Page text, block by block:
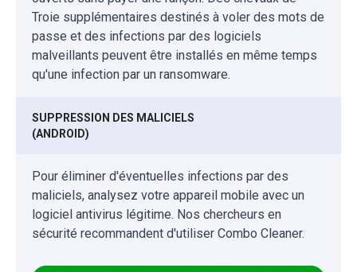
Troie supplémentaires destinés à voler des mots de
passe et des infections par des logiciels
malveillants peuvent être installés en même temps
qu'une infection par un ransomware.
SUPPRESSION DES MALICIELS
(ANDROID)
Pour éliminer d'éventuelles infections par des
maliciels, analysez votre appareil mobile avec un
logiciel antivirus légitime. Nos chercheurs en
sécurité recommandent d'utiliser Combo Cleaner.